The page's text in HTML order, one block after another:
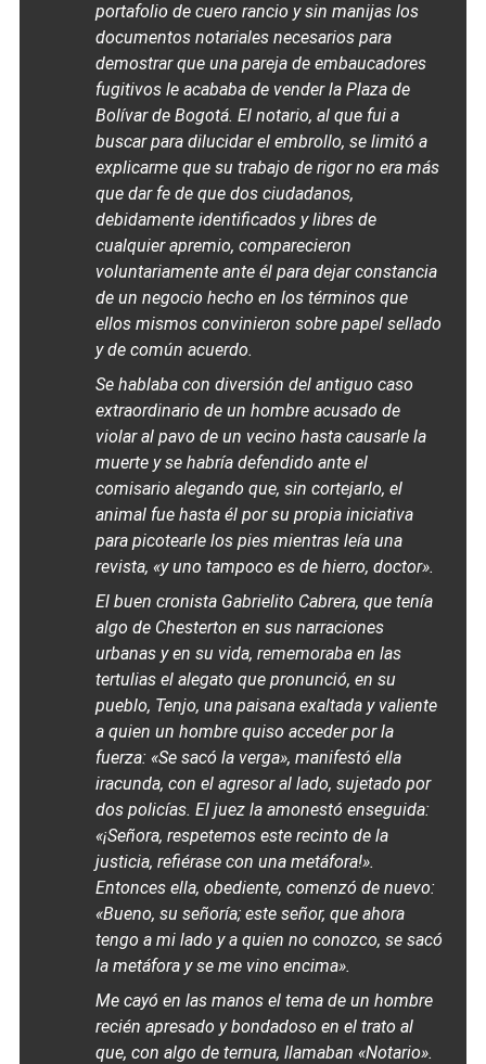
portafolio de cuero rancio y sin manijas los
documentos notariales necesarios para
demostrar que una pareja de embaucadores
fugitivos le acababa de vender la Plaza de
Bolívar de Bogotá. El notario, al que fui a
buscar para dilucidar el embrollo, se limitó a
explicarme que su trabajo de rigor no era más
que dar fe de que dos ciudadanos,
debidamente identificados y libres de
cualquier apremio, comparecieron
voluntariamente ante él para dejar constancia
de un negocio hecho en los términos que
ellos mismos convinieron sobre papel sellado
y de común acuerdo.
Se hablaba con diversión del antiguo caso
extraordinario de un hombre acusado de
violar al pavo de un vecino hasta causarle la
muerte y se habría defendido ante el
comisario alegando que, sin cortejarlo, el
animal fue hasta él por su propia iniciativa
para picotearle los pies mientras leía una
revista, «y uno tampoco es de hierro, doctor».
El buen cronista Gabrielito Cabrera, que tenía
algo de Chesterton en sus narraciones
urbanas y en su vida, rememoraba en las
tertulias el alegato que pronunció, en su
pueblo, Tenjo, una paisana exaltada y valiente
a quien un hombre quiso acceder por la
fuerza: «Se sacó la verga», manifestó ella
iracunda, con el agresor al lado, sujetado por
dos policías. El juez la amonestó enseguida:
«¡Señora, respetemos este recinto de la
justicia, refiérase con una metáfora!».
Entonces ella, obediente, comenzó de nuevo:
«Bueno, su señoría; este señor, que ahora
tengo a mi lado y a quien no conozco, se sacó
la metáfora y se me vino encima».
Me cayó en las manos el tema de un hombre
recién apresado y bondadoso en el trato al
que, con algo de ternura, llamaban «Notario».